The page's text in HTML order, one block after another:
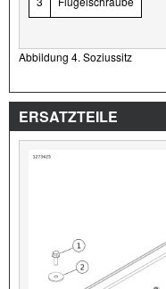
Abbildung 4. Soziussitz
ERSATZTEILE